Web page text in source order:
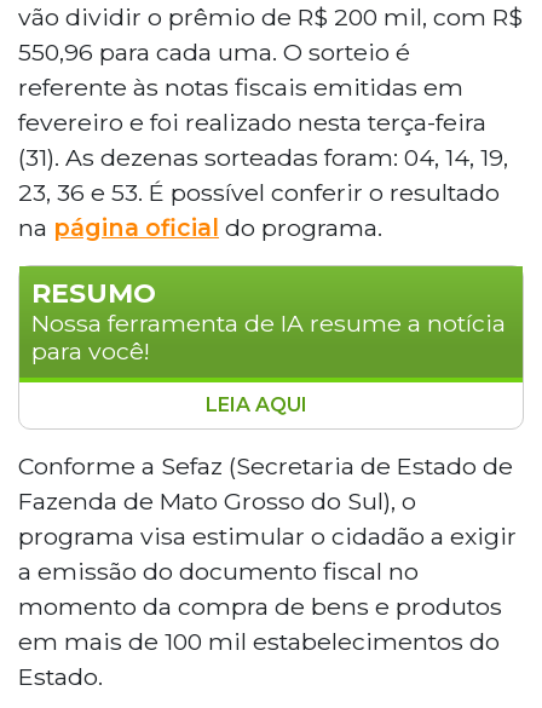
vão dividir o prêmio de R$ 200 mil, com R$
550,96 para cada uma. O sorteio é
referente às notas fiscais emitidas em
fevereiro e foi realizado nesta terça-feira
(31). As dezenas sorteadas foram: 04, 14, 19,
23, 36 e 53. É possível conferir o resultado
na página oficial do programa.
RESUMO
Nossa ferramenta de IA resume a notícia
para você!
Três consumidores de Aquidauana, Costa
Rica e Dourados acertaram as seis
dezenas da Nota MS Premiada e
ganharam R$ 33,3 mil cada. Outras 363
pessoas dividiram R$ 200 mil ao acertar
cinco dezenas. O programa da Sefaz-MS
incentiva o uso do CPF na nota fiscal em
mais de 100 mil estabelecimentos. No
total, R$ 300 mil foram distribuídos nesta
edição. O próximo sorteio ocorre em 30
LEIA AQUI
Conforme a Sefaz (Secretaria de Estado de
Fazenda de Mato Grosso do Sul), o
programa visa estimular o cidadão a exigir
a emissão do documento fiscal no
momento da compra de bens e produtos
em mais de 100 mil estabelecimentos do
Estado.